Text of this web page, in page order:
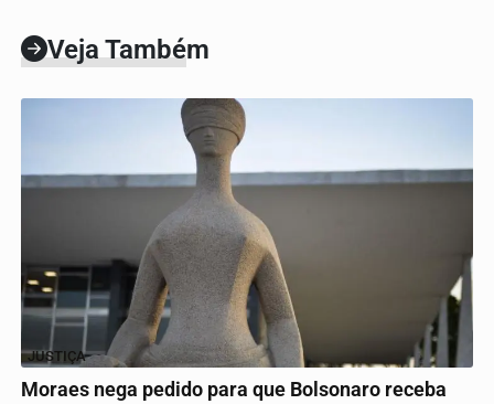
Veja Também
JUSTIÇA
Moraes nega pedido para que Bolsonaro receba